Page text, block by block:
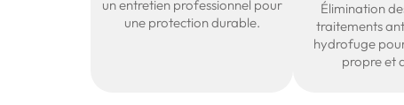
un entretien professionnel pour
une protection durable.
Élimination
traitements
hydrofuge
propre et